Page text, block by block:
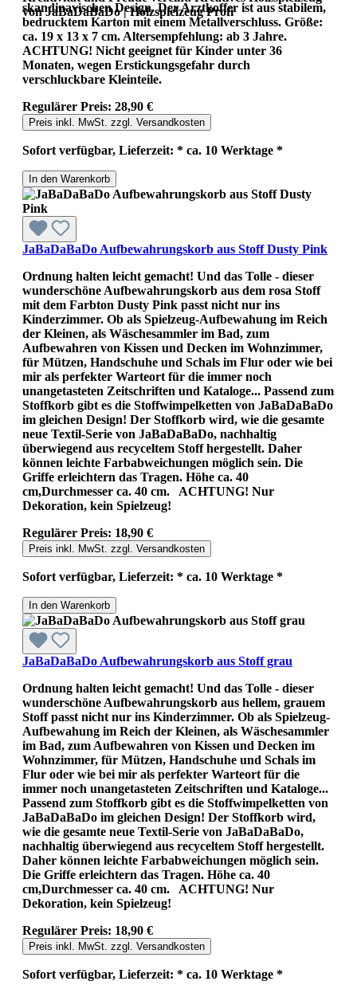
von JaBaDaBaDo | Holzspielzeug Profi
skandinavischen Design. Der Arztkoffer ist aus stabilem,
bedrucktem Karton mit einem Metallverschluss. Größe:
ca. 19 x 13 x 7 cm. Altersempfehlung: ab 3 Jahre.
ACHTUNG! Nicht geeignet für Kinder unter 36
Monaten, wegen Erstickungsgefahr durch
verschluckbare Kleinteile.
Regulärer Preis: 28,90 €
Preis inkl. MwSt. zzgl. Versandkosten
Sofort verfügbar, Lieferzeit: * ca. 10 Werktage *
In den Warenkorb
JaBaDaBaDo Aufbewahrungskorb aus Stoff Dusty Pink
Ordnung halten leicht gemacht! Und das Tolle - dieser
wunderschöne Aufbewahrungskorb aus dem rosa Stoff
mit dem Farbton Dusty Pink passt nicht nur ins
Kinderzimmer. Ob als Spielzeug-Aufbewahung im Reich
der Kleinen, als Wäschesammler im Bad, zum
Aufbewahren von Kissen und Decken im Wohnzimmer,
für Mützen, Handschuhe und Schals im Flur oder wie bei
mir als perfekter Warteort für die immer noch
unangetasteten Zeitschriften und Kataloge... Passend zum
Stoffkorb gibt es die Stoffwimpelketten von JaBaDaBaDo
im gleichen Design! Der Stoffkorb wird, wie die gesamte
neue Textil-Serie von JaBaDaBaDo, nachhaltig
überwiegend aus recyceltem Stoff hergestellt. Daher
können leichte Farbabweichungen möglich sein. Die
Griffe erleichtern das Tragen. Höhe ca. 40
cm,Durchmesser ca. 40 cm. ACHTUNG! Nur
Dekoration, kein Spielzeug!
Regulärer Preis: 18,90 €
Preis inkl. MwSt. zzgl. Versandkosten
Sofort verfügbar, Lieferzeit: * ca. 10 Werktage *
In den Warenkorb
JaBaDaBaDo Aufbewahrungskorb aus Stoff grau
Ordnung halten leicht gemacht! Und das Tolle - dieser
wunderschöne Aufbewahrungskorb aus hellem, grauem
Stoff passt nicht nur ins Kinderzimmer. Ob als Spielzeug-
Aufbewahung im Reich der Kleinen, als Wäschesammler
im Bad, zum Aufbewahren von Kissen und Decken im
Wohnzimmer, für Mützen, Handschuhe und Schals im
Flur oder wie bei mir als perfekter Warteort für die
immer noch unangetasteten Zeitschriften und Kataloge...
Passend zum Stoffkorb gibt es die Stoffwimpelketten von
JaBaDaBaDo im gleichen Design! Der Stoffkorb wird,
wie die gesamte neue Textil-Serie von JaBaDaBaDo,
nachhaltig überwiegend aus recyceltem Stoff hergestellt.
Daher können leichte Farbabweichungen möglich sein.
Die Griffe erleichtern das Tragen. Höhe ca. 40
cm,Durchmesser ca. 40 cm. ACHTUNG! Nur
Dekoration, kein Spielzeug!
Regulärer Preis: 18,90 €
Preis inkl. MwSt. zzgl. Versandkosten
Sofort verfügbar, Lieferzeit: * ca. 10 Werktage *